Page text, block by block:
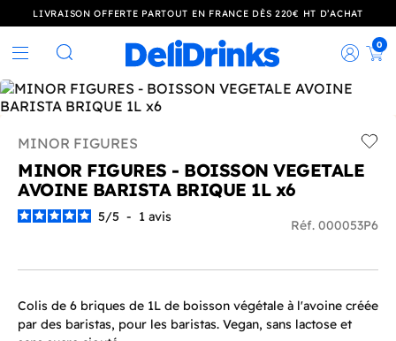
LIVRAISON OFFERTE PARTOUT EN FRANCE DÈS 220€ HT D’ACHAT
Rechercher
0
MINOR FIGURES
MINOR FIGURES - BOISSON VEGETALE
AVOINE BARISTA BRIQUE 1L x6
5/5 - 1 avis
Réf. 000053P6
Colis de 6 briques de 1L de boisson végétale à l'avoine créée
par des baristas, pour les baristas. Vegan, sans lactose et